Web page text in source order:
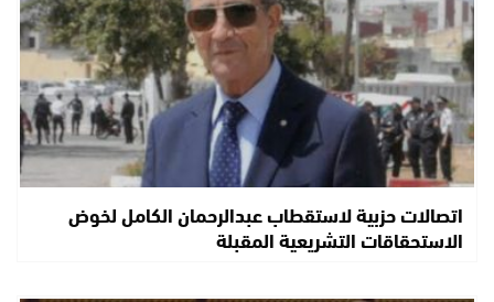
اتصالات حزبية لاستقطاب عبدالرحمان الكامل لخوض
الاستحقاقات التشريعية المقبلة